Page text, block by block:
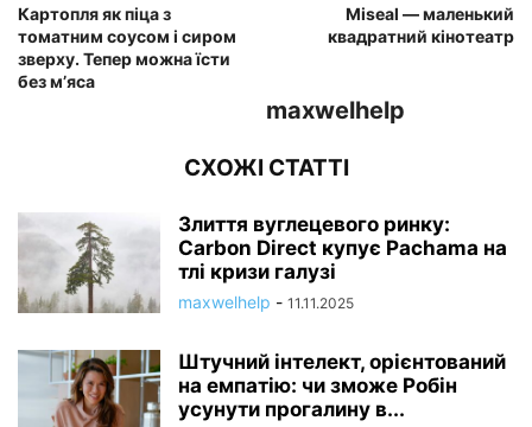
Картопля як піца з
томатним соусом і сиром
зверху. Тепер можна їсти
без м’яса
Miseal — маленький
квадратний кінотеатр
maxwelhelp
СХОЖІ СТАТТІ
Злиття вуглецевого ринку:
Carbon Direct купує Pachama на
тлі кризи галузі
maxwelhelp - 11.11.2025
Штучний інтелект, орієнтований
на емпатію: чи зможе Робін
усунути прогалину в...